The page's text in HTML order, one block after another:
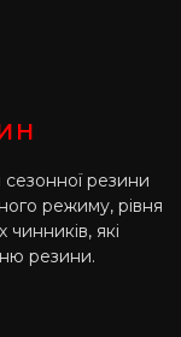
резини
режиму, рівня
чинників, які
резини.